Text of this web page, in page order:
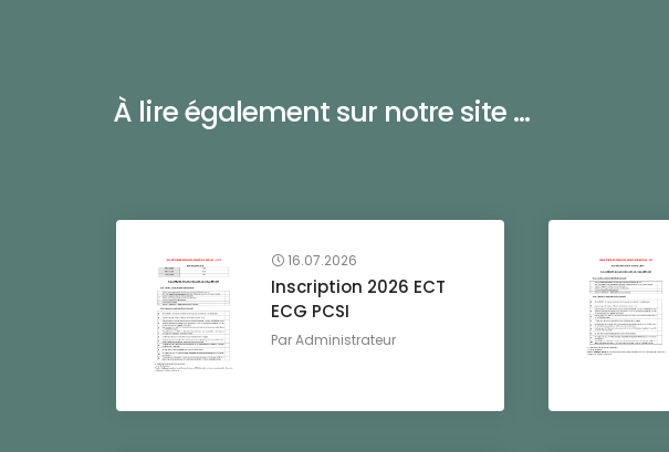
À lire également sur notre site ...
16.07.2026
Inscription 2026 ECT
ECG PCSI
ParAdministrateur